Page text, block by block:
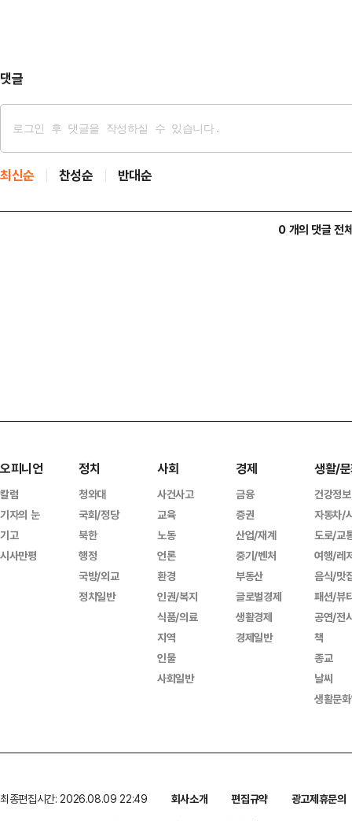
댓글
최신순 찬성순 반대순
0 개의 댓글 전
오피니언
칼럼
기자의 눈
기고
시사만평
정치
청와대
국회/정당
북한
행정
국방/외교
정치일반
사회
사건사고
교육
노동
언론
환경
인권/복지
식품/의료
지역
인물
사회일반
경제
금융
증권
산업/재계
중기/벤처
부동산
글로벌경제
생활경제
경제일반
생활/
건강정보
자동차/
도로/교
여행/레
음식/맛
패션/뷰
공연/전
책
종교
날씨
생활문
최종편집시간: 2026.08.09 22:49 회사소개 편집규약
광고제휴문의